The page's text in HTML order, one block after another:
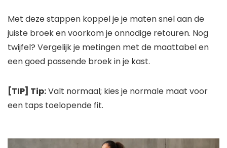
Met deze stappen koppel je je maten snel aan de
juiste broek en voorkom je onnodige retouren. Nog
twijfel? Vergelijk je metingen met de maattabel en
een goed passende broek in je kast.
[TIP] Tip:Valt normaal; kies je normale maat voor
een taps toelopende fit.